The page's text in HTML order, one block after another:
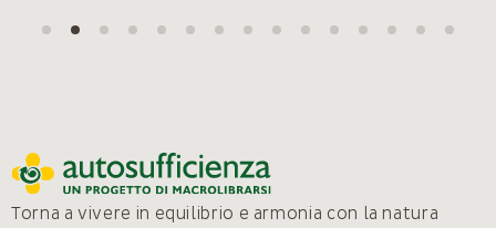
Torna a vivere in equilibrio e armonia con la natura